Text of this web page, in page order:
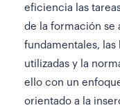
eficiencia las
de la formación se
fundamentales, las
utilizadas y la
ello con un
orientado a la